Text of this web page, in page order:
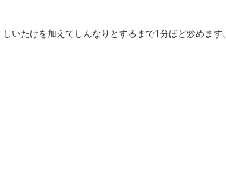
いたけを加えてしんなりとするまで1分ほど炒めます。